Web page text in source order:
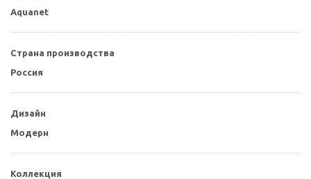
Aquanet
Страна производства
Россия
Дизайн
Модерн
Коллекция